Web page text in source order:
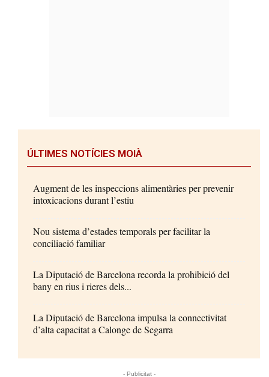
ÚLTIMES NOTÍCIES MOIÀ
Augment de les inspeccions alimentàries per prevenir
intoxicacions durant l’estiu
Nou sistema d’estades temporals per facilitar la
conciliació familiar
La Diputació de Barcelona recorda la prohibició del
bany en rius i rieres dels...
La Diputació de Barcelona impulsa la connectivitat
d’alta capacitat a Calonge de Segarra
- Publicitat -